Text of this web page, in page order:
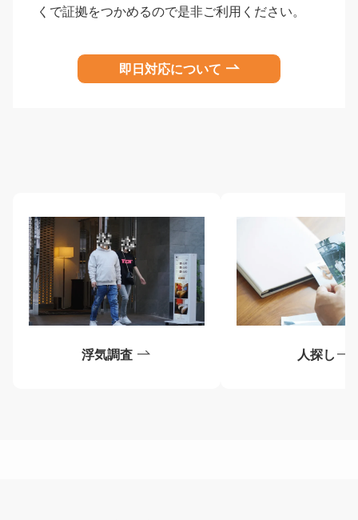
くで証拠をつかめるので是非ご利用ください。
即日対応について
浮気調査 人探し